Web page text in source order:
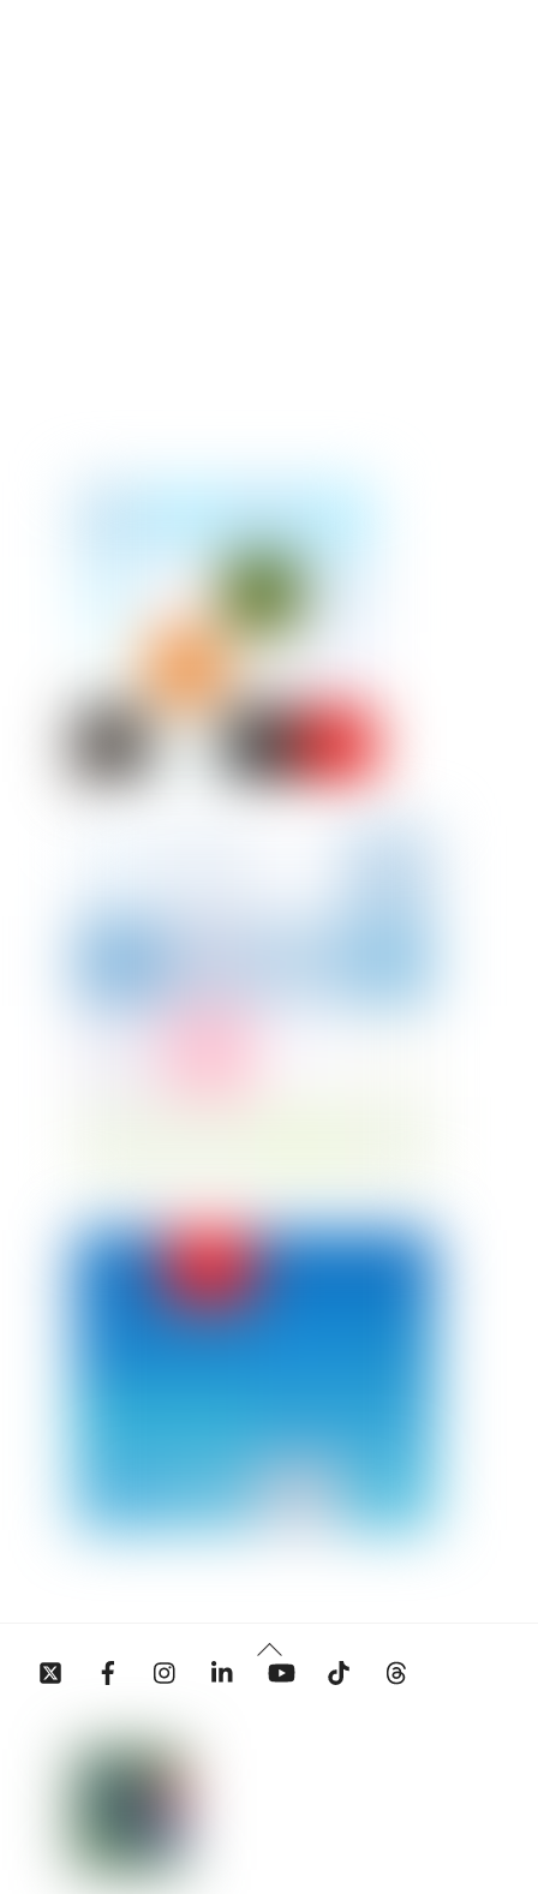
Back
To
Twitter Facebook InstagramLinkedin YouTube Tiktok